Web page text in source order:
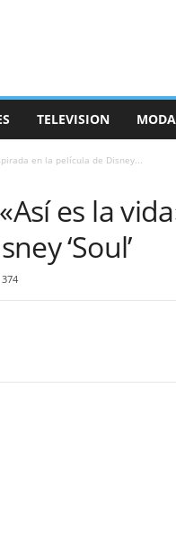
TELEVISION MODA
en la película de Disney...
es la
‘Soul’